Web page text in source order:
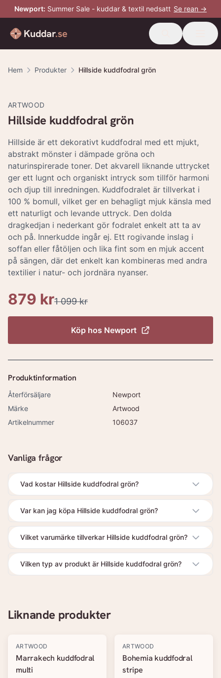
Newport: Summer Sale - kuddar & textil nedsatt Se rean →
Kuddar.se
Hem Produkter Hillside kuddfodral grön
ARTWOOD
Hillside kuddfodral grön
Hillside är ett dekorativt kuddfodral med ett mjukt,
abstrakt mönster i dämpade gröna och
naturinspirerade toner. Det akvarell liknande uttrycket
ger ett lugnt och organiskt intryck som tillför harmoni
och djup till inredningen. Kuddfodralet är tillverkat i
100 % bomull, vilket ger en behagligt mjuk känsla med
ett naturligt och levande uttryck. Den dolda
dragkedjan i nederkant gör fodralet enkelt att ta av
och på. Innerkudde ingår ej. Ett rogivande inslag i
soffan eller fåtöljen och lika fint som en mjuk accent
på sängen, där det enkelt kan kombineras med andra
textilier i natur- och jordnära nyanser.
879 kr1 099 kr
Köp hos Newport
Produktinformation
Återförsäljare
Newport
Märke
Artwood
Artikelnummer
106037
Vanliga frågor
Vad kostar Hillside kuddfodral grön?
Var kan jag köpa Hillside kuddfodral grön?
Vilket varumärke tillverkar Hillside kuddfodral grön?
Vilken typ av produkt är Hillside kuddfodral grön?
Liknande produkter
-20%
ARTWOOD
Marrakech kuddfodral
multi
-20%
ARTWOOD
Bohemia kuddfodral
stripe